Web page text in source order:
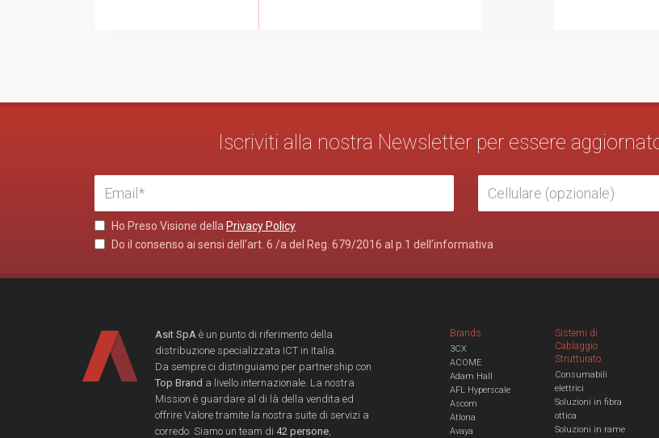
Iscriviti alla nostra Newsletter per essere
Ho Preso Visione della Privacy Policy
Do il consenso ai sensi dell’art. 6 /a del Reg. 679/2016 al p.1 dell’informativa
Asit SpA è un punto di riferimento della
distribuzione specializzata ICT in Italia.
Da sempre ci distinguiamo per partnership con
Top Brand a livello internazionale. La nostra
Mission è guardare al di là della vendita ed
offrire Valore tramite la nostra suite di servizi a
corredo. Siamo un team di 42 persone
Brands
3CX
ACOME
Adam Hall
AFL Hyperscale
Ascom
Atlona
Avaya
Sistemi di
Cablaggio
Strutturato
Consumabili
elettrici
Soluzioni in fibra
ottica
Soluzioni in rame